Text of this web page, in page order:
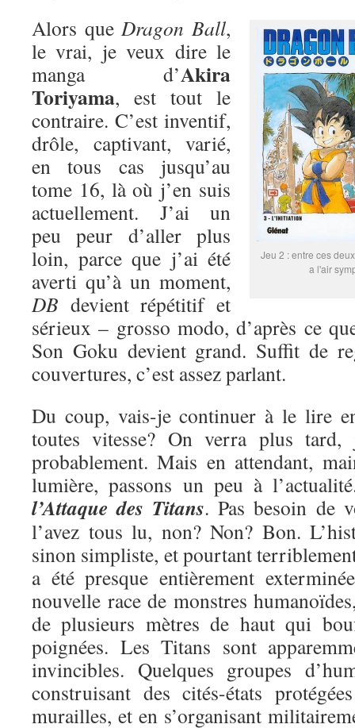
Jeu 2 : entre ces
a l'air
Alors queDragon Ball,
le vrai, je veux dire le
manga d’Akira
Toriyama, est tout le
contraire. C’est inventif,
drôle, captivant, varié,
en tous cas jusqu’au
tome 16, là où j’en suis
actuellement. J’ai un
peu peur d’aller plus
loin, parce que j’ai été
averti qu’à un moment,
DB devient répétitif et
sérieux – grosso modo, d’après ce
Son Goku devient grand. Suffit de
couvertures, c’est assez parlant.
Du coup, vais-je continuer à le lire
toutes vitesse? On verra plus
probablement. Mais en attendant,
lumière, passons un peu à
l’Attaque des Titans. Pas besoin de
l’avez tous lu, non? Non? Bon.
sinon simpliste, et pourtant
a été presque entièrement
nouvelle race de monstres
de plusieurs mètres de haut qui
poignées. Les Titans sont
invincibles. Quelques groupes
construisant des cités-états
murailles, et en s’organisant